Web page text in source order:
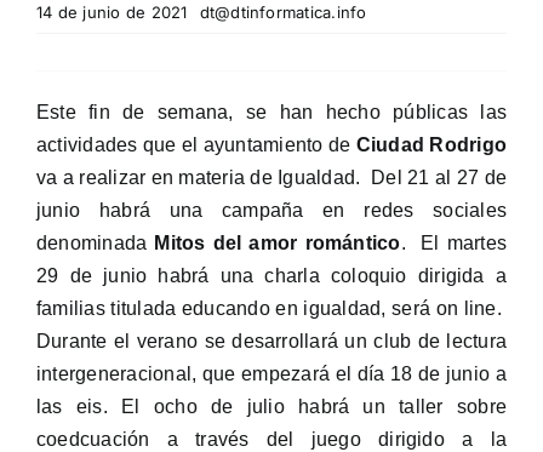
14 de junio de 2021 dt@dtinformatica.info
Este fin de semana, se han hecho públicas las
actividades que el ayuntamiento de Ciudad Rodrigo
va a realizar en materia de Igualdad. Del 21 al 27 de
junio habrá una campaña en redes sociales
denominada Mitos del amor romántico. El martes
29 de junio habrá una charla coloquio dirigida a
familias titulada educando en igualdad, será on line.
Durante el verano se desarrollará un club de lectura
intergeneracional, que empezará el día 18 de junio a
las eis. El ocho de julio habrá un taller sobre
coedcuación a través del juego dirigido a la